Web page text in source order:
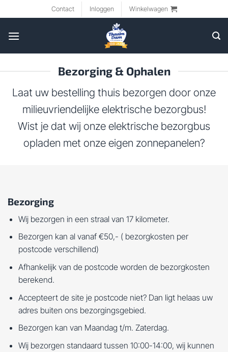
naar
inhoud
Contact Inloggen Winkelwagen
Bezorging & Ophalen
Laat uw bestelling thuis bezorgen door onze
milieuvriendelijke elektrische bezorgbus!
Wist je dat wij onze elektrische bezorgbus
opladen met onze eigen zonnepanelen?
Bezorging
Wij bezorgen in een straal van 17 kilometer.
Bezorgen kan al vanaf €50,- ( bezorgkosten per
postcode verschillend)
Afhankelijk van de postcode worden de bezorgkosten
berekend.
Accepteert de site je postcode niet? Dan ligt helaas uw
adres buiten ons bezorgingsgebied.
Bezorgen kan van Maandag t/m. Zaterdag.
Wij bezorgen standaard tussen 10:00-14:00, wij kunnen